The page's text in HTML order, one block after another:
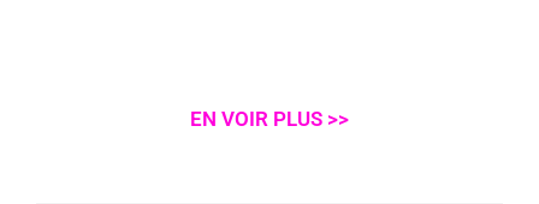
EN VOIR PLUS >>